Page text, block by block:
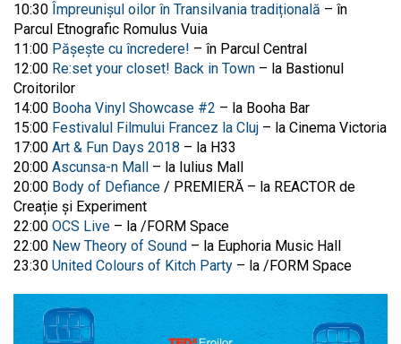
10:30 Împreunișul oilor în Transilvania tradițională – în
Parcul Etnografic Romulus Vuia
11:00 Pășește cu încredere! – în Parcul Central
12:00 Re:set your closet! Back in Town – la Bastionul
Croitorilor
14:00 Booha Vinyl Showcase #2 – la Booha Bar
15:00 Festivalul Filmului Francez la Cluj – la Cinema Victoria
17:00 Art & Fun Days 2018 – la H33
20:00 Ascunsa-n Mall – la Iulius Mall
20:00 Body of Defiance / PREMIERĂ – la REACTOR de
Creație și Experiment
22:00 OCS Live – la /FORM Space
22:00 New Theory of Sound – la Euphoria Music Hall
23:30 United Colours of Kitch Party – la /FORM Space